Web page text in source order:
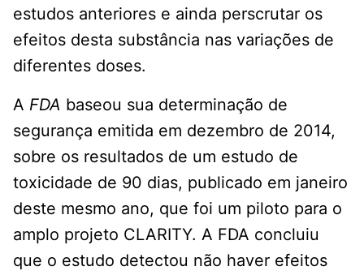
estudos anteriores e ainda perscrutar os
efeitos desta substância nas variações de
diferentes doses.
A FDA baseou sua determinação de
segurança emitida em dezembro de 2014,
sobre os resultados de um estudo de
toxicidade de 90 dias, publicado em janeiro
deste mesmo ano, que foi um piloto para o
amplo projeto CLARITY. A FDA concluiu
que o estudo detectou não haver efeitos